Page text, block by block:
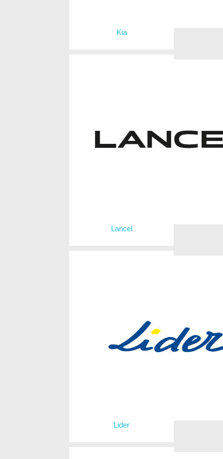
Kia
Lancel
Lider